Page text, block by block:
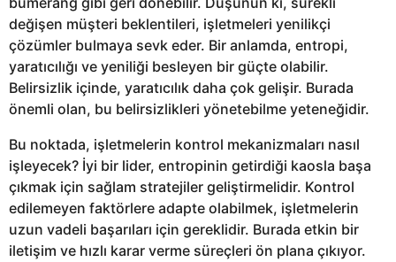
değişen müşteri beklentileri, işletmeleri yenilikçi
çözümler bulmaya sevk eder. Bir anlamda, entropi,
yaratıcılığı ve yeniliği besleyen bir güçte olabilir.
Belirsizlik içinde, yaratıcılık daha çok gelişir. Burada
önemli olan, bu belirsizlikleri yönetebilme yeteneğidir.
Bu noktada, işletmelerin kontrol mekanizmaları nasıl
işleyecek? İyi bir lider, entropinin getirdiği kaosla başa
çıkmak için sağlam stratejiler geliştirmelidir. Kontrol
edilemeyen faktörlere adapte olabilmek, işletmelerin
uzun vadeli başarıları için gereklidir. Burada etkin bir
iletişim ve hızlı karar verme süreçleri ön plana çıkıyor.